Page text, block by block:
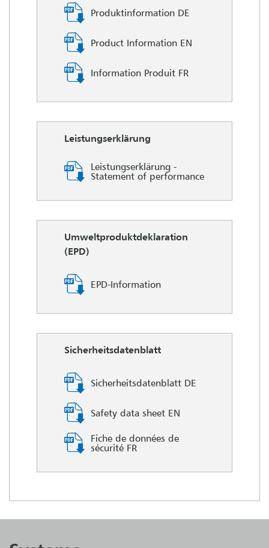
Produktinformation DE
Product Information EN
Information Produit FR
Leistungserklärung
Leistungserklärung -
Statement of performance
Umweltproduktdeklaration
(EPD)
EPD-Information
Sicherheitsdatenblatt
Sicherheitsdatenblatt DE
Safety data sheet EN
Fiche de données de
sécurité FR